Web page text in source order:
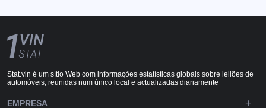
Stat.vin é um sítio Web com informações estatísticas globais sobre leilões de
automóveis, reunidas num único local e actualizadas diariamente
EMPRESA